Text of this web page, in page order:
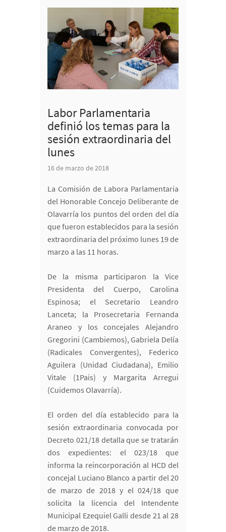
Labor Parlamentaria
definió los temas para la
sesión extraordinaria del
lunes
16 de marzo de 2018
La Comisión de Labora Parlamentaria
del Honorable Concejo Deliberante de
Olavarría los puntos del orden del día
que fueron establecidos para la sesión
extraordinaria del próximo lunes 19 de
marzo a las 11 horas.
De la misma participaron la Vice
Presidenta del Cuerpo, Carolina
Espinosa; el Secretario Leandro
Lanceta; la Prosecretaria Fernanda
Araneo y los concejales Alejandro
Gregorini (Cambiemos), Gabriela Delía
(Radicales Convergentes), Federico
Aguilera (Unidad Ciudadana), Emilio
Vitale (1Pais) y Margarita Arregui
(Cuidemos Olavarría).
El orden del día establecido para la
sesión extraordinaria convocada por
Decreto 021/18 detalla que se tratarán
dos expedientes: el 023/18 que
informa la reincorporación al HCD del
concejal Luciano Blanco a partir del 20
de marzo de 2018 y el 024/18 que
solicita la licencia del Intendente
Municipal Ezequiel Galli desde 21 al 28
de marzo de 2018.